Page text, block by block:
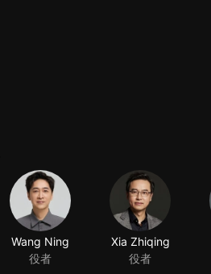
Wang Ning
役者